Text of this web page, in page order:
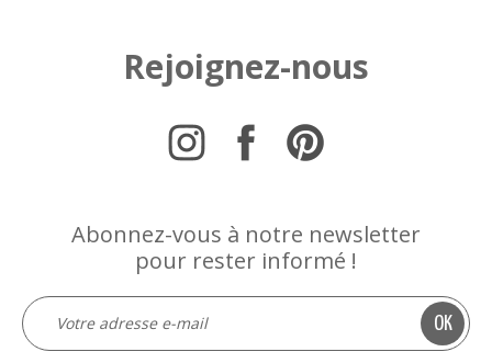
Rejoignez-nous
Abonnez-vous à notre newsletter
pour rester informé !